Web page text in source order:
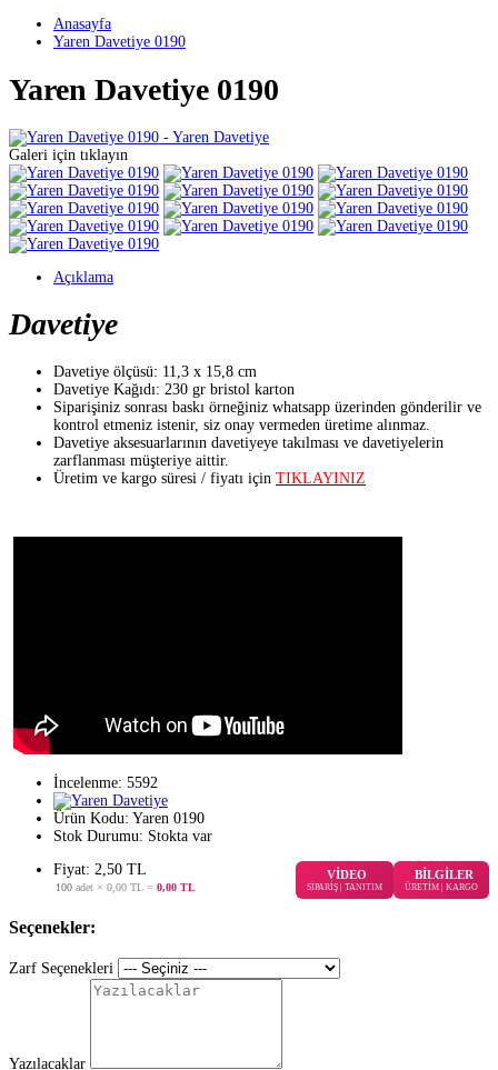
Anasayfa
Yaren Davetiye 0190
Yaren Davetiye 0190
Galeri için tıklayın
Açıklama
Davetiye
Davetiye ölçüsü: 11,3 x 15,8 cm
Davetiye Kağıdı: 230 gr bristol karton
Siparişiniz sonrası baskı örneğiniz whatsapp üzerinden gönderilir ve
kontrol etmeniz istenir, siz onay vermeden üretime alınmaz.
Davetiye aksesuarlarının davetiyeye takılması ve davetiyelerin
zarflanması müşteriye aittir.
Üretim ve kargo süresi / fiyatı için TIKLAYINIZ
İncelenme: 5592
Ürün Kodu: Yaren 0190
Stok Durumu: Stokta var
Fiyat: 2,50 TL
100 adet × 0,00 TL = 0,00 TL
VİDEO
SİPARİŞ | TANITIM
BİLGİLER
ÜRETİM | KARGO
Seçenekler:
Zarf Seçenekleri
Yazılacaklar